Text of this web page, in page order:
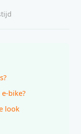
bike?
look